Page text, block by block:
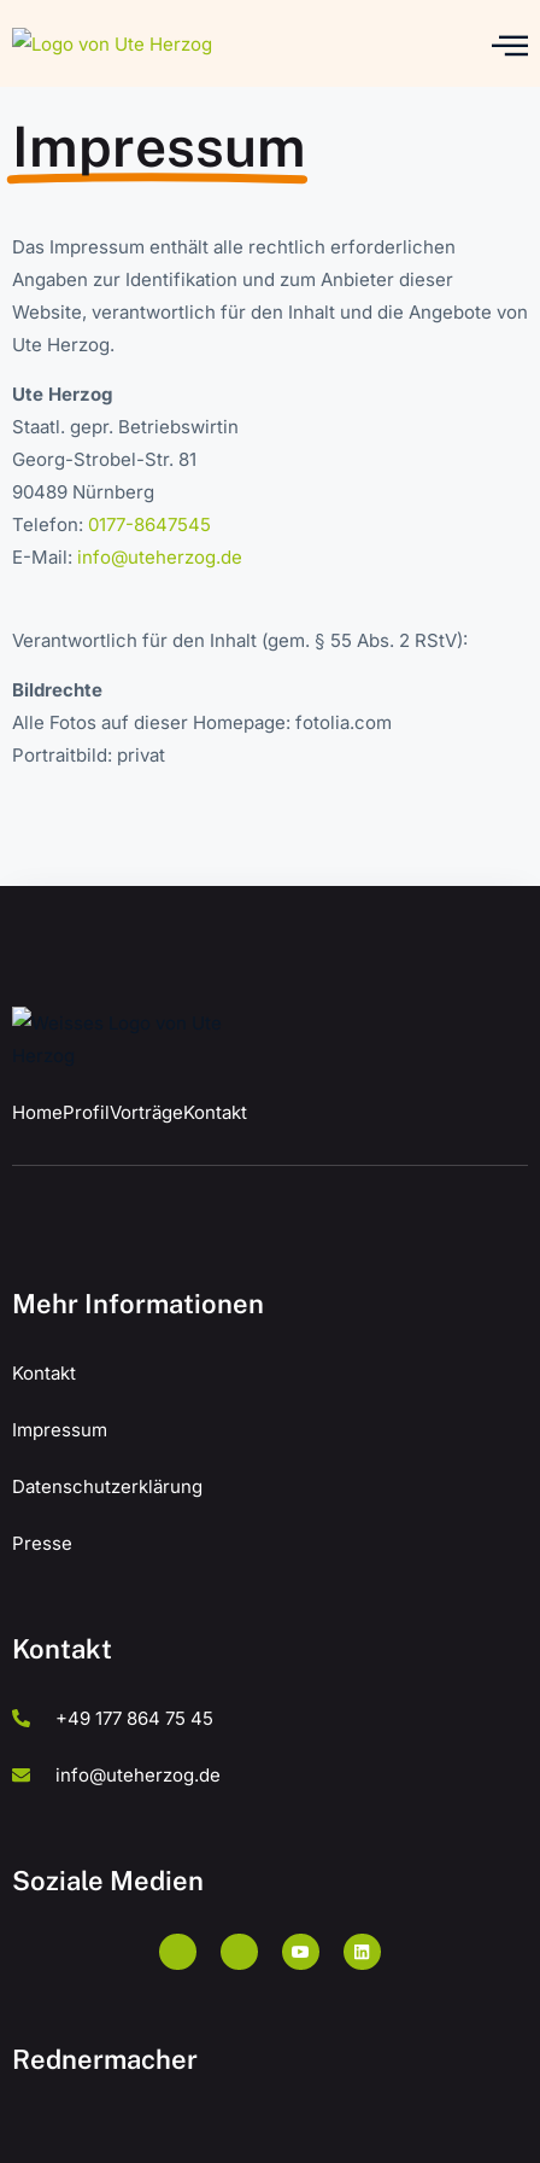
Impressum
Das Impressum enthält alle rechtlich erforderlichen
Angaben zur Identifikation und zum Anbieter dieser
Website, verantwortlich für den Inhalt und die Angebote von
Ute Herzog.
Ute Herzog
Staatl. gepr. Betriebswirtin
Georg-Strobel-Str. 81
90489 Nürnberg
Telefon: 0177-8647545
E-Mail: info@uteherzog.de
Verantwortlich für den Inhalt (gem. § 55 Abs. 2 RStV):
Bildrechte
Alle Fotos auf dieser Homepage: fotolia.com
Portraitbild: privat
HomeProfilVorträgeKontakt
Mehr Informationen
Kontakt
Impressum
Datenschutzerklärung
Presse
Kontakt
+49 177 864 75 45
info@uteherzog.de
Soziale Medien
Rednermacher